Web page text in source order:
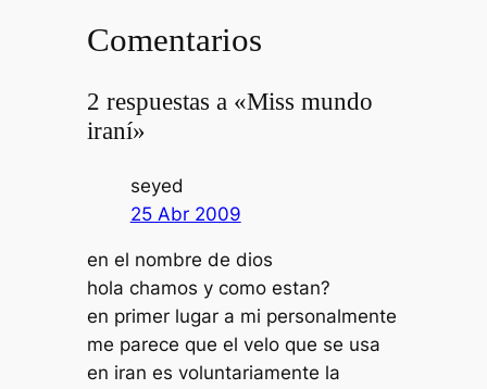
Comentarios
2 respuestas a «Miss mundo
iraní»
seyed
25 Abr 2009
en el nombre de dios
hola chamos y como estan?
en primer lugar a mi personalmente
me parece que el velo que se usa
en iran es voluntariamente la